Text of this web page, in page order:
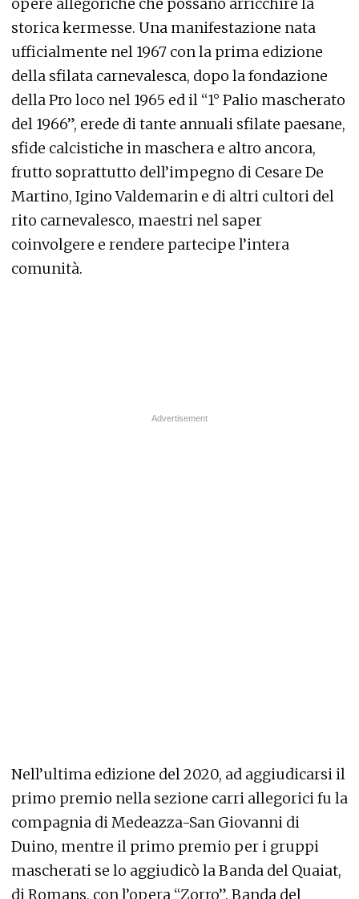
storica kermesse. Una manifestazione nata
ufficialmente nel 1967 con la prima edizione
della sfilata carnevalesca, dopo la fondazione
della Pro loco nel 1965 ed il “1° Palio mascherato
del 1966”, erede di tante annuali sfilate paesane,
sfide calcistiche in maschera e altro ancora,
frutto soprattutto dell’impegno di Cesare De
Martino, Igino Valdemarin e di altri cultori del
rito carnevalesco, maestri nel saper
coinvolgere e rendere partecipe l’intera
comunità.
Nell’ultima edizione del 2020, ad aggiudicarsi il
primo premio nella sezione carri allegorici fu la
compagnia di Medeazza-San Giovanni di
Duino, mentre il primo premio per i gruppi
mascherati se lo aggiudicò la Banda del Quaiat,
di Romans, con l’opera “Zorro”. Banda del